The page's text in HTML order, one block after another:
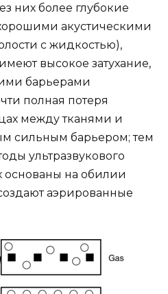
них более глубокие
акустическими
с жидкостью),
высокое затухание,
барьерами
полная потеря
между тканями и
сильным барьером; тем
ультразвукового
основаны на обилии
аэрированные